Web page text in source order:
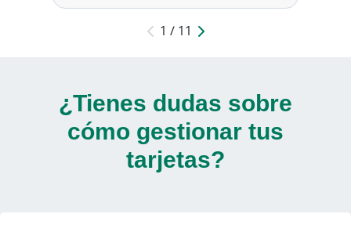
1 / 11
¿Tienes dudas sobre
cómo gestionar tus
tarjetas?